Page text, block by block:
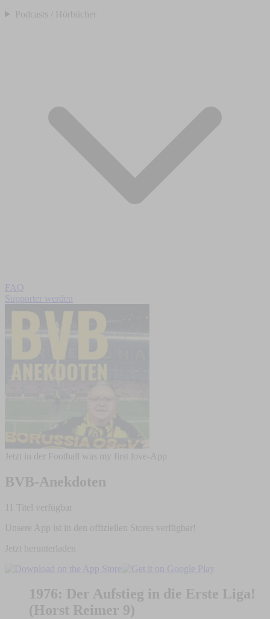
Podcasts / Hörbücher
FAQ
Supporter werden
Jetzt in der Football was my first love-App
BVB-Anekdoten
11 Titel verfügbar
Unsere App ist in den offiziellen Stores verfügbar!
Jetzt herunterladen
1976: Der Aufstieg in die Erste Liga!
(Horst Reimer 9)